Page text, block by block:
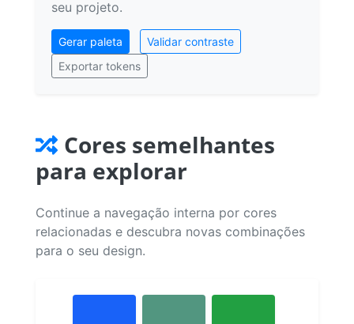
seu projeto.
Gerar paleta
Validar contraste
Exportar tokens
Cores semelhantes
para explorar
Continue a navegação interna por cores
relacionadas e descubra novas combinações
para o seu design.